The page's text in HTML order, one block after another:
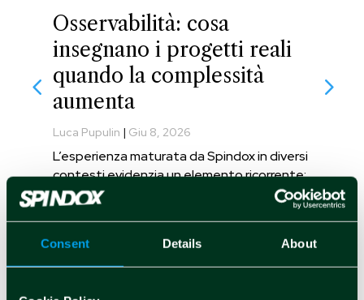
Consent Details About
Osservabilità: cosa
insegnano i progetti reali
quando la complessità
aumenta
Luca Pupulin | Giu 8, 2026
L’esperienza maturata da Spindox in diversi
contesti evidenzia un elemento ricorrente:
le criticità più rilevanti non nascono dalla
tecnologia, ma dalla mancanza di una
dell’osservabilità.